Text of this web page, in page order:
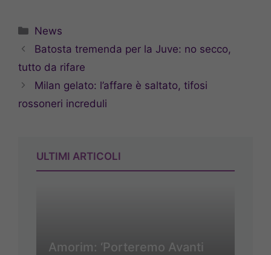
Categorie
News
Batosta tremenda per la Juve: no secco,
tutto da rifare
Milan gelato: l’affare è saltato, tifosi
rossoneri increduli
ULTIMI ARTICOLI
Amorim: ‘Porteremo Avanti